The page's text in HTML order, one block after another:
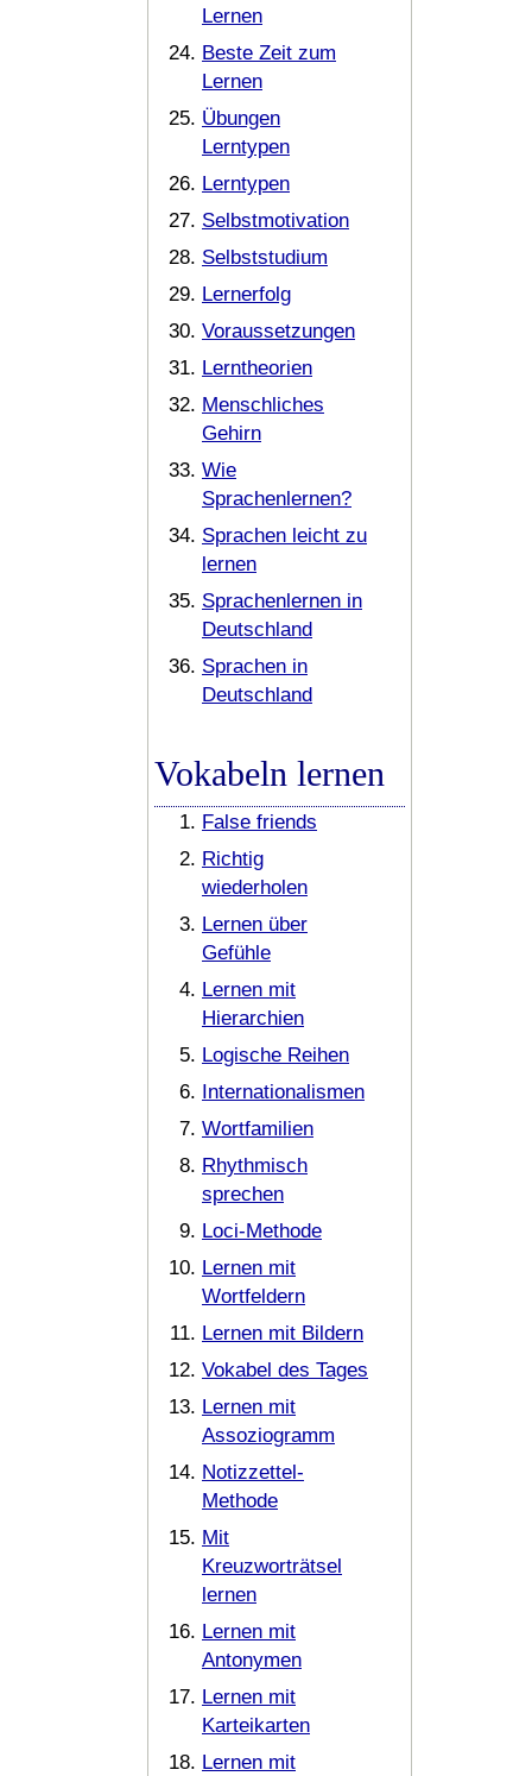
Lernen
Beste Zeit zum
Lernen
Übungen
Lerntypen
Lerntypen
Selbstmotivation
Selbststudium
Lernerfolg
Voraussetzungen
Lerntheorien
Menschliches
Gehirn
Wie
Sprachenlernen?
Sprachen leicht zu
lernen
Sprachenlernen in
Deutschland
Sprachen in
Deutschland
Vokabeln lernen
False friends
Richtig
wiederholen
Lernen über
Gefühle
Lernen mit
Hierarchien
Logische Reihen
Internationalismen
Wortfamilien
Rhythmisch
sprechen
Loci-Methode
Lernen mit
Wortfeldern
Lernen mit Bildern
Vokabel des Tages
Lernen mit
Assoziogramm
Notizzettel-
Methode
Mit
Kreuzworträtsel
lernen
Lernen mit
Antonymen
Lernen mit
Karteikarten
Lernen mit